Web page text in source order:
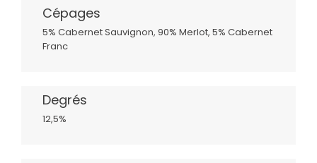
Cépages
5% Cabernet Sauvignon, 90% Merlot, 5% Cabernet
Franc
Degrés
12,5%